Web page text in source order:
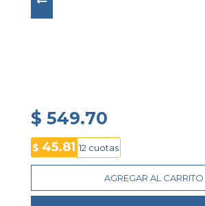
$ 549.70
$ 45.81 12 cuotas
AGREGAR AL CARRITO